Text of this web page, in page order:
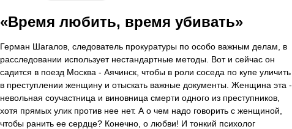
любить, время убивать»
Герман Шагалов, следователь прокуратуры по особо важным делам, в
расследовании использует нестандартные методы. Вот и сейчас он
садится в поезд Москва - Аячинск, чтобы в роли соседа по купе уличить
в преступлении женщину и отыскать важные документы. Женщина эта -
невольная соучастница и виновница смерти одного из преступников,
хотя прямых улик против нее нет. А о чем надо говорить с женщиной,
чтобы ранить ее сердце? Конечно, о любви! И тонкий психолог